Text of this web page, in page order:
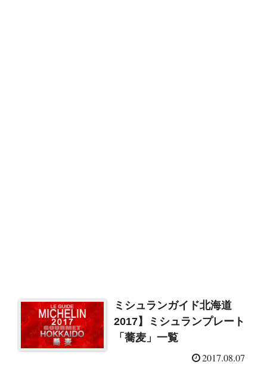
ミシュランガイド北海道
2017】ミシュランプレート
「蕎麦」一覧
2017.08.07